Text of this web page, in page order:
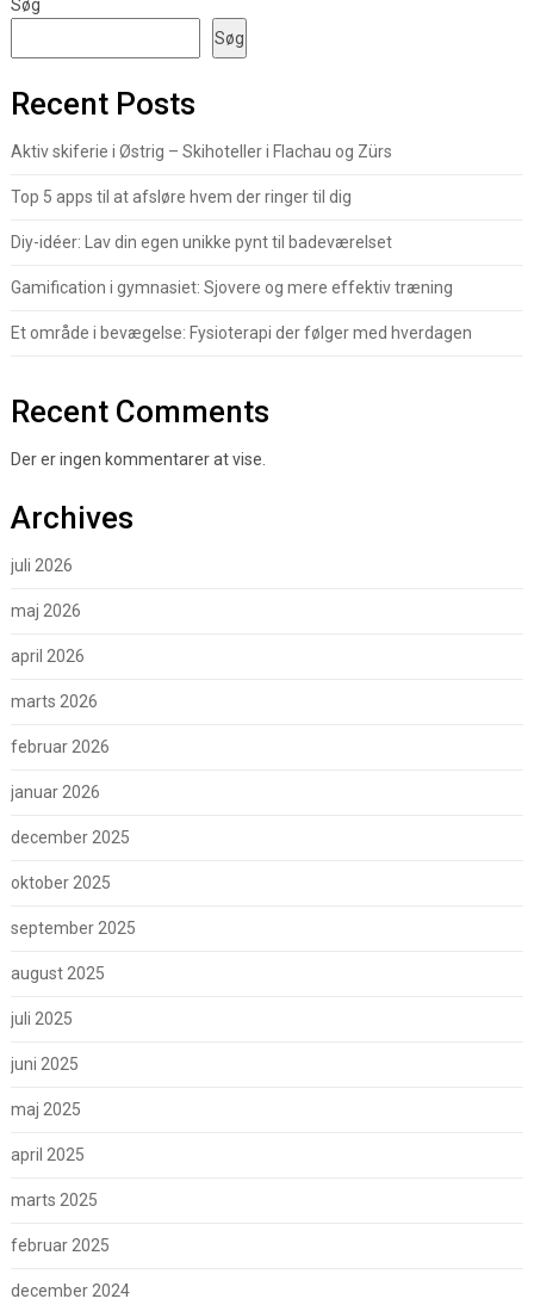
Søg
Søg
Recent Posts
Aktiv skiferie i Østrig – Skihoteller i Flachau og Zürs
Top 5 apps til at afsløre hvem der ringer til dig
Diy-idéer: Lav din egen unikke pynt til badeværelset
Gamification i gymnasiet: Sjovere og mere effektiv træning
Et område i bevægelse: Fysioterapi der følger med hverdagen
Recent Comments
Der er ingen kommentarer at vise.
Archives
juli 2026
maj 2026
april 2026
marts 2026
februar 2026
januar 2026
december 2025
oktober 2025
september 2025
august 2025
juli 2025
juni 2025
maj 2025
april 2025
marts 2025
februar 2025
december 2024